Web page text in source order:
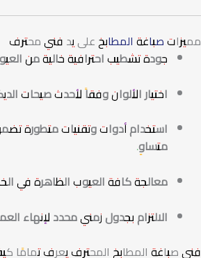
مميزاتصباغة المطابخ على يد فني محترف
جودة تشطيب احترافية خالية من
اختيار الألوان وفقاً لأحدث صيحات
استخدام أدوات وتقنيات متطورة
متساوٍ.
معالجة كافة العيوب الظاهرة في
الالتزام بجدول زمني محدد لإنهاء
فني صباغة المطابخ المحترف يعرف تمامًا